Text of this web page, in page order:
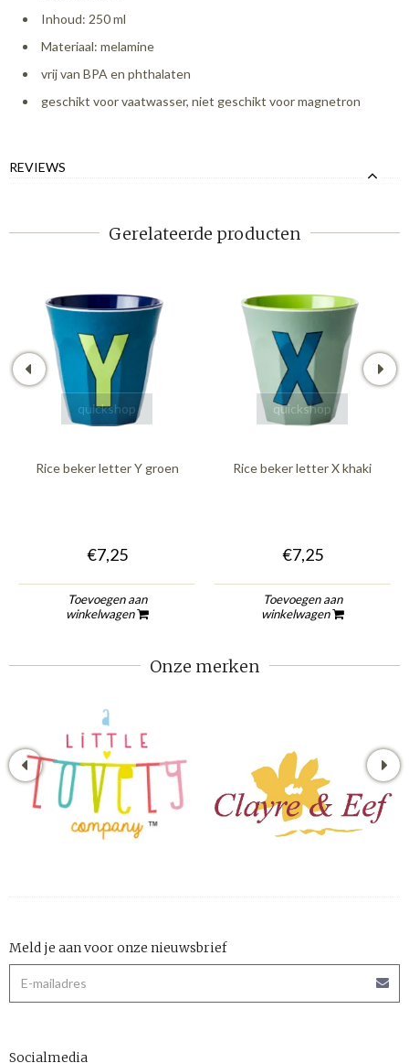
Inhoud: 250 ml
Materiaal: melamine
vrij van BPA en phthalaten
geschikt voor vaatwasser, niet geschikt voor magnetron
REVIEWS
Gerelateerde producten
quickshop
Rice beker letter Y groen
€7,25
Toevoegen aan
winkelwagen
quickshop
Rice beker letter X khaki
€7,25
Toevoegen aan
winkelwagen
Onze merken
Meld je aan voor onze nieuwsbrief
Socialmedia